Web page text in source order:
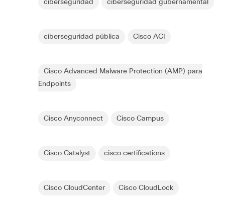
ciberseguridad ciberseguridad gubernamental
ciberseguridad pública Cisco ACI
Cisco Advanced Malware Protection (AMP) para
Endpoints
Cisco Anyconnect Cisco Campus
Cisco Catalyst cisco certifications
Cisco CloudCenter Cisco CloudLock